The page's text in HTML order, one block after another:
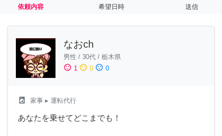
依頼内容 希望日時 送信
なおch
男性 / 30代 / 栃木県
sentiment_satisfied 1 sentiment_neutral 0 sentiment_dissatisfied 0
local_laundry_service 家事 ▸ 運転代行
あなたを乗せてどこまでも！